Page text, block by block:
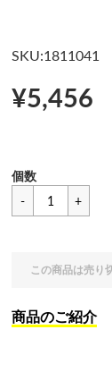
SKU:1811041
¥5,456
セ
ル
一
価
¥5,456
個数
この商品は売り
商品のご紹介